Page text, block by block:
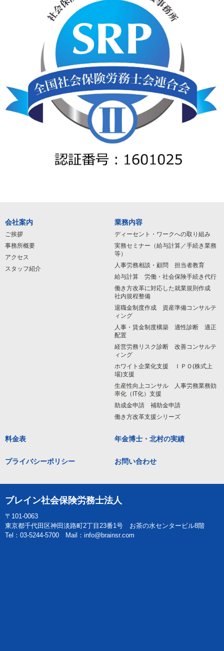
会社案内
ご挨拶
事務所概要
アクセス
スタッフ紹介
業務内容
ディーセント・ワークへの取り組み
実務セミナー（給与計算／手続き業務
等）
人事労務相談・顧問 担当者教育
給与計算 労働・社会保険手続き代行
働き方改革に対応した就業規則作成
社内規程整備
退職金制度作成 資産準備コンサルテ
ィング
人事・賃金制度構築 適性診断 適正
配置
経営労務リスク診断 改善コンサルテ
ィング
ホワイト企業化支援 ＩＰＯ(株式上
場)支援
生産性向上コンサル 人事労務業務効
率化（IT化）支援
助成金申請 補助金申請
働き方改革支援シリーズ
料金表 年金博士・北村の実績
プライバシーポリシー お問い合わせ
ブレイン社会保険労務士法人
〒101-0063
東京都千代田区神田淡路町2丁目23番1号 お茶の水センタービル8階
Tel：03-5244-5700 Mail：info@brainsr.com